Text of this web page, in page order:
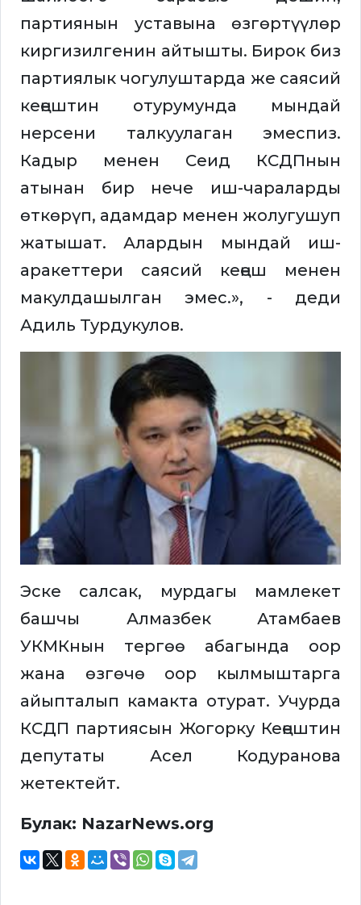
партиянын уставына өзгөртүүлөр
киргизилгенин айтышты. Бирок биз
партиялык чогулуштарда же саясий
кеңештин отурумунда мындай
нерсени талкуулаган эмеспиз.
Кадыр менен Сеид КСДПнын
атынан бир нече иш-чараларды
өткөрүп, адамдар менен жолугушуп
жатышат. Алардын мындай иш-
аракеттери саясий кеңеш менен
макулдашылган эмес.», - деди
Адиль Турдукулов.
Эске салсак, мурдагы мамлекет
башчы Алмазбек Атамбаев
УКМКнын тергөө абагында оор
жана өзгөчө оор кылмыштарга
айыпталып камакта отурат. Учурда
КСДП партиясын Жогорку Кеңештин
депутаты Асел Кодуранова
жетектейт.
Булак: NazarNews.org